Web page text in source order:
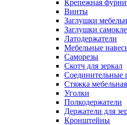
Крепежная
Винты
Заглушки
Заглушки
Латодержатели
Мебельные
Саморезы
Скотч для зеркал
Соединительные
Стяжка мебельная
Уголки
Полкодержатели
Держатели для
Кронштейны